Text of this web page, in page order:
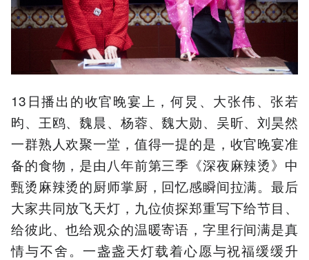
13日播出的收官晚宴上，何炅、大张伟、张若
昀、王鸥、魏晨、杨蓉、魏大勋、吴昕、刘昊然
一群熟人欢聚一堂，值得一提的是，收官晚宴准
备的食物，是由八年前第三季《深夜麻辣烫》中
甄烫麻辣烫的厨师掌厨，回忆感瞬间拉满。最后
大家共同放飞天灯，九位侦探郑重写下给节目、
给彼此、也给观众的温暖寄语，字里行间满是真
情与不舍。一盏盏天灯载着心愿与祝福缓缓升